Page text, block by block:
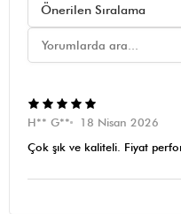
Önerilen Sıralama
H** G**
18 Nisan 2026
Çok şık ve kaliteli. Fiyat